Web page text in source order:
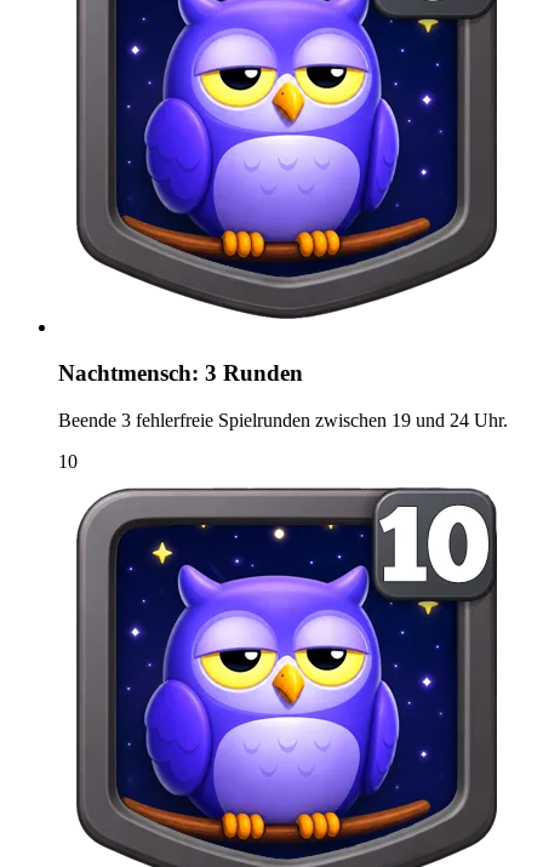
Nachtmensch: 3 Runden
Beende 3 fehlerfreie Spielrunden zwischen 19 und 24 Uhr.
10